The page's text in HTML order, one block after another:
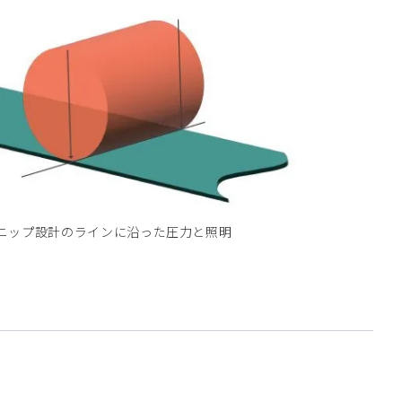
ップ設計のラインに沿った圧力と照明